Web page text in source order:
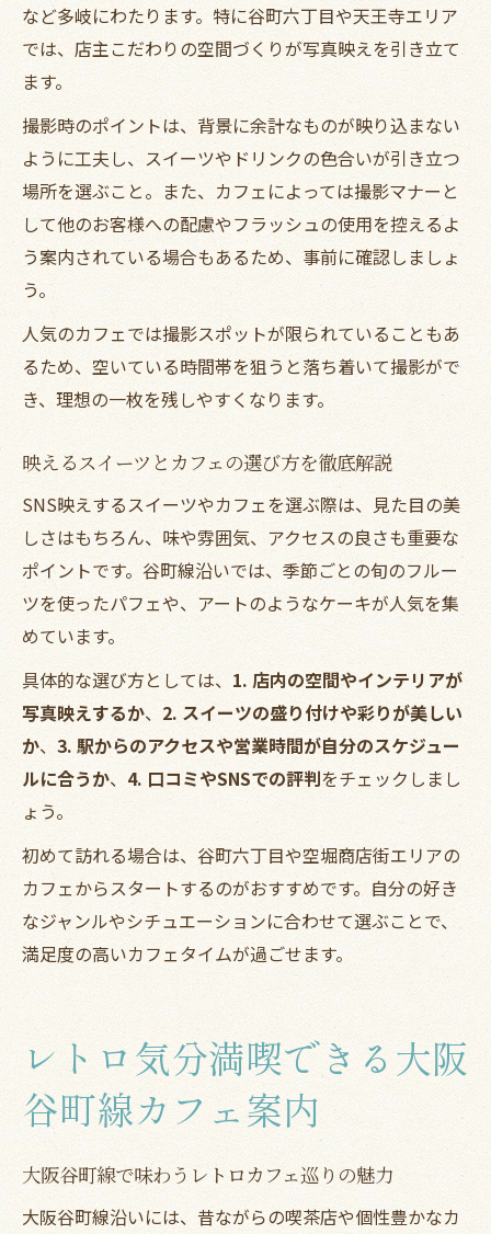
など多岐にわたります。特に谷町六丁目や天王寺エリア
では、店主こだわりの空間づくりが写真映えを引き立て
ます。
撮影時のポイントは、背景に余計なものが映り込まない
ように工夫し、スイーツやドリンクの色合いが引き立つ
場所を選ぶこと。また、カフェによっては撮影マナーと
して他のお客様への配慮やフラッシュの使用を控えるよ
う案内されている場合もあるため、事前に確認しましょ
う。
人気のカフェでは撮影スポットが限られていることもあ
るため、空いている時間帯を狙うと落ち着いて撮影がで
き、理想の一枚を残しやすくなります。
映えるスイーツとカフェの選び方を徹底解説
SNS映えするスイーツやカフェを選ぶ際は、見た目の美
しさはもちろん、味や雰囲気、アクセスの良さも重要な
ポイントです。谷町線沿いでは、季節ごとの旬のフルー
ツを使ったパフェや、アートのようなケーキが人気を集
めています。
具体的な選び方としては、 1. 店内の空間やインテリアが
写真映えするか、 2. スイーツの盛り付けや彩りが美しい
か、 3. 駅からのアクセスや営業時間が自分のスケジュー
ルに合うか、 4. 口コミやSNSでの評判をチェックしまし
ょう。
初めて訪れる場合は、谷町六丁目や空堀商店街エリアの
カフェからスタートするのがおすすめです。自分の好き
なジャンルやシチュエーションに合わせて選ぶことで、
満足度の高いカフェタイムが過ごせます。
レトロ気分満喫できる大阪
谷町線カフェ案内
大阪谷町線で味わうレトロカフェ巡りの魅力
大阪谷町線沿いには、昔ながらの喫茶店や個性豊かなカ